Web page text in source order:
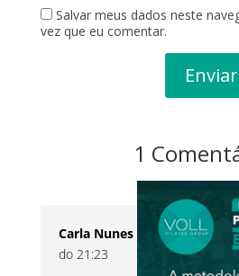
Salvar meus dados neste
vez que eu comentar.
1
Carla Nunes
no 29 de
do 21:23